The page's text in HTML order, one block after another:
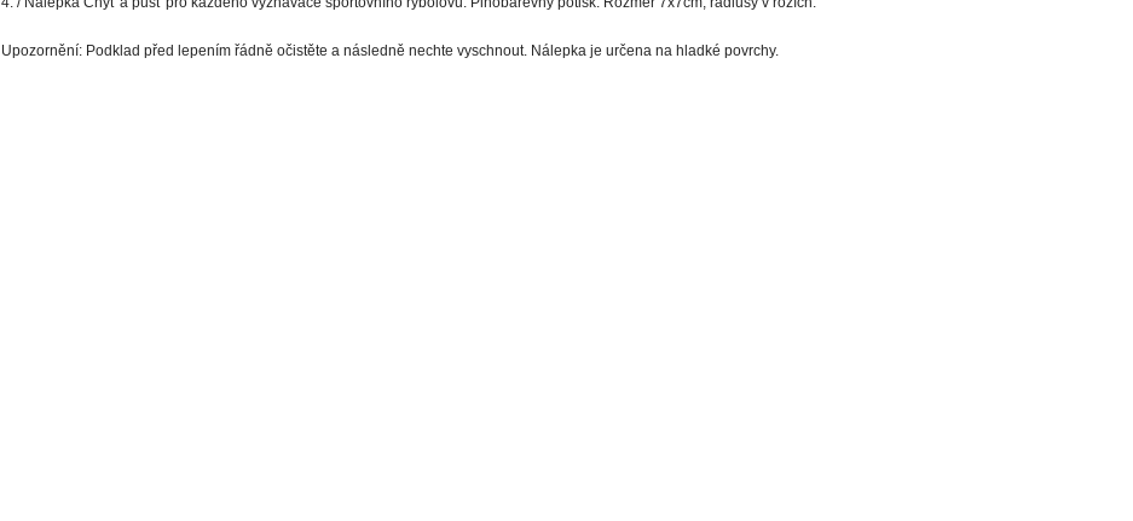
Upozornění: Podklad před lepením řádně očistěte a následně nechte vyschnout. Nálepka je určena na hladké povrchy.